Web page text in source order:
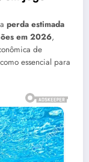
perda estimada
em 2026,
de
essencial para